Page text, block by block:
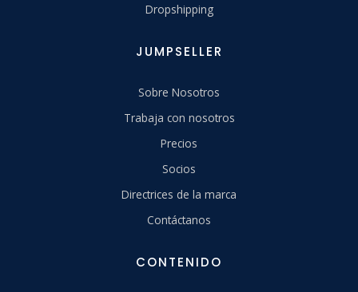
Dropshipping
JUMPSELLER
Sobre Nosotros
Trabaja con nosotros
Precios
Socios
Directrices de la marca
Contáctanos
CONTENIDO